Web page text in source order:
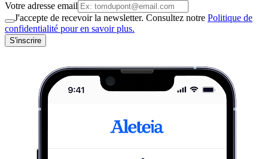
Votre adresse email
J'accepte de recevoir la newsletter. Consultez notre Politique de
confidentialité pour en savoir plus.
S'inscrire